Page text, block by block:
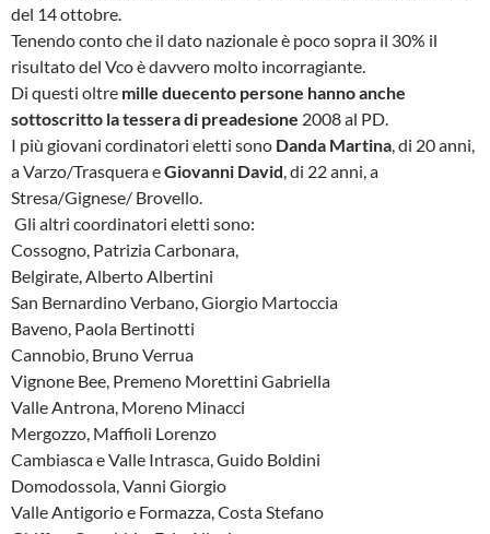
del 14 ottobre.
Tenendo conto che il dato nazionale è poco sopra il 30% il
risultato del Vco è davvero molto incorragiante.
Di questi oltre mille duecento persone hanno anche
sottoscritto la tesseradi preadesione 2008 al PD.
I più giovani cordinatori eletti sono Danda Martina, di 20 anni,
a Varzo/Trasquera eGiovanni David, di 22 anni, a
Stresa/Gignese/ Brovello.
Gli altri coordinatori eletti sono:
Cossogno, Patrizia Carbonara,
Belgirate, Alberto Albertini
San Bernardino Verbano, Giorgio Martoccia
Baveno, Paola Bertinotti
Cannobio, Bruno Verrua
Vignone Bee, Premeno Morettini Gabriella
Valle Antrona, Moreno Minacci
Mergozzo, Maffioli Lorenzo
Cambiasca e Valle Intrasca, Guido Boldini
Domodossola, Vanni Giorgio
Valle Antigorio e Formazza, Costa Stefano